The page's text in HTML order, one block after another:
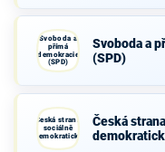
Svoboda a
přímá
demokracie
(SPD)
Svoboda a
(SPD)
Česká strana
sociálně
demokratická
Česká